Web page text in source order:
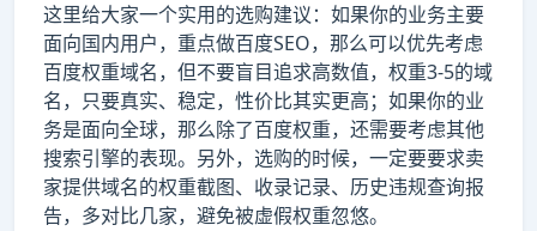
这里给大家一个实用的选购建议：如果你的业务主要
面向国内用户，重点做百度SEO，那么可以优先考虑
百度权重域名，但不要盲目追求高数值，权重3-5的域
名，只要真实、稳定，性价比其实更高；如果你的业
务是面向全球，那么除了百度权重，还需要考虑其他
搜索引擎的表现。另外，选购的时候，一定要要求卖
家提供域名的权重截图、收录记录、历史违规查询报
告，多对比几家，避免被虚假权重忽悠。